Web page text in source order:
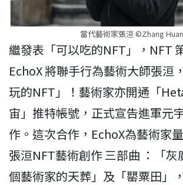
當代藝術家張洹 ©Zhang Huan
繼發表「可以吃的NFT」，NFT
EchoX 將聯手行為藝術大師張洹
玩的NFT」！藝術家亦開通「
宙」推特帳號，正式宣告進軍元
作。這次合作，EchoX為藝術家
張洹NFT藝術創作 三部曲 ：「灰
個藝術家的天葬」及「罌粟田」